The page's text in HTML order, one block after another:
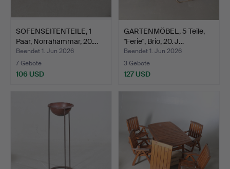
SOFENSEITENTEILE, 1
Paar, Norrahammar, 20.…
Beendet 1. Jun 2026
7 Gebote
106 USD
GARTENMÖBEL, 5 Teile,
"Ferie", Brio, 20. J…
Beendet 1. Jun 2026
3 Gebote
127 USD